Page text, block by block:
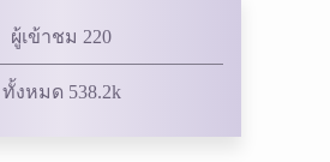
ผู้เข้าชม 220
ทั้งหมด 538.2k